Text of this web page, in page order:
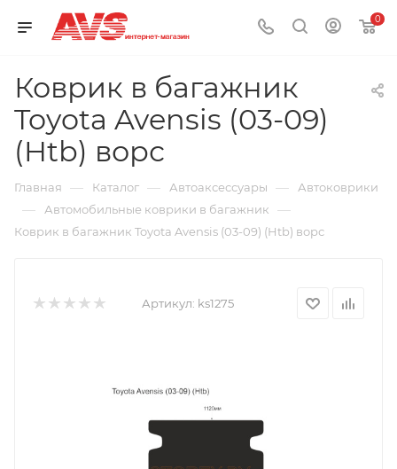
0
Коврик в багажник
Toyota Avensis (03-09)
(Htb) ворс
Главная — Каталог — Автоаксессуары — Автоковрики
— Автомобильные коврики в багажник —
Коврик в багажник Toyota Avensis (03-09) (Htb) ворс
Артикул: ks1275